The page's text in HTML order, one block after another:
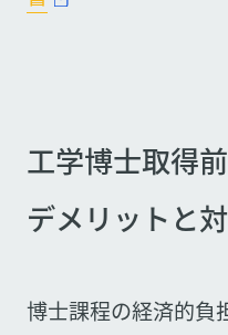
工学博士取得
デメリットと
博士課程の経済的負